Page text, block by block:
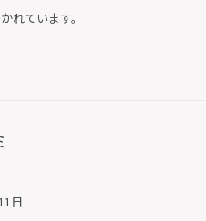
れています。
日